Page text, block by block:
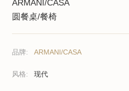
ARMANI/CASA
圆餐桌/餐椅
品牌: ARMANI/CASA
风格: 现代